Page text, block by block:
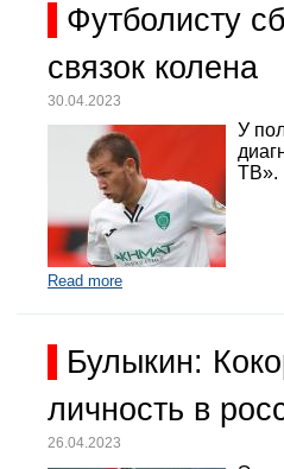
Футболисту
связок колена
30.04.2023
У
ТВ».
Read more
Булыкин:
личность в
26.04.2023